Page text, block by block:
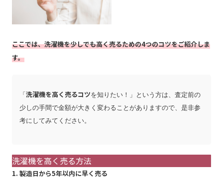
ここでは、洗濯機を少しでも高く売るための4つのコツをご紹介しま
す。
「 洗濯機を高く売るコツを知りたい！」という方は、査定前の
少しの手間で金額が大きく変わることがありますので、是非参
考にしてみてください。
洗濯機を高く売る方法
1. 製造日から5年以内に早く売る